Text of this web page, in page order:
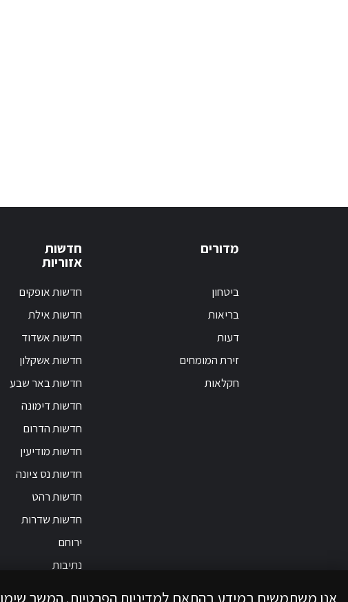
מדורים
ביטחון
בריאות
דעות
זירת המומחים
חקלאות
חדשות
אזוריות
חדשות אופקים
חדשות אילת
חדשות אשדוד
חדשות אשקלון
חדשות באר שבע
חדשות דימונה
חדשות הדרום
חדשות מודיעין
חדשות נס ציונה
חדשות רהט
חדשות שדרות
ירוחם
נתיבות
אנו משתמשים במידע בהתאם למדיניות הפרטיות. המשך